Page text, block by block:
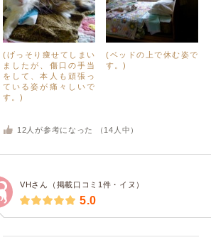
(げっそり痩せてしまい
ましたが、傷口の手当
をして、本人も頑張っ
ている姿が痛々しいで
す。)
(ベッドの上で休む姿で
す。)
12 人が参考になった （ 14 人中）
VHさん（掲載口コミ1件・イヌ）
5.0